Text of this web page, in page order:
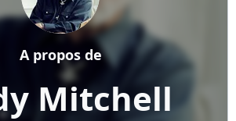
Mitchell
A propos de